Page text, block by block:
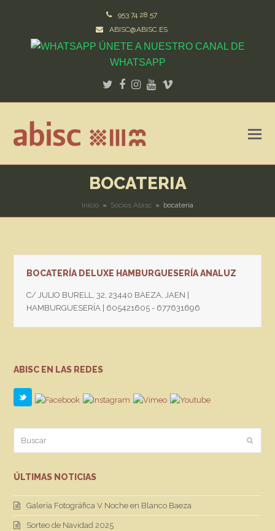
953 74 28 57
ABISC@ABISC.ES
ÚNETE A NUESTRO CANAL DE
WHATSAPP
Twitter
Facebook
Instagram
Youtube
Vimeo
BOCATERIA
Inicio » Socios Abisc » bocateria
BOCATERÍA DELUXE HAMBURGUESERÍA ANALUZ
C/ JULIO BURELL, 32, 23440 BAEZA, JAEN |
HAMBURGUESERÍA | 605421605 - 677631696
ABISC EN LAS REDES
Enviar
ÚLTIMAS NOTICIAS
Galería Fotográfica V Noche en Blanco Baeza
Sorteo de Navidad 2025